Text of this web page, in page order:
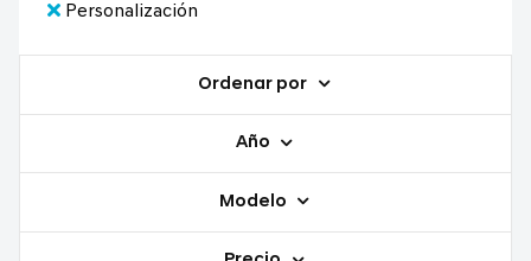
Personalización
Ordenar por
Año
Modelo